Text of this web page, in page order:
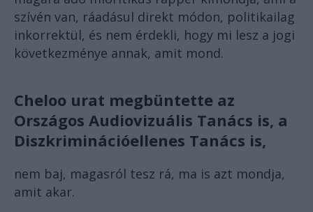
szívén van, ráadásul direkt módon, politikailag
inkorrektül, és nem érdekli, hogy mi lesz a jogi
következménye annak, amit mond.
Cheloo urat megbüntette az
Országos Audiovizuális Tanács is, a
Diszkriminációellenes Tanács is,
nem baj, magasról tesz rá, ma is azt mondja,
amit akar.